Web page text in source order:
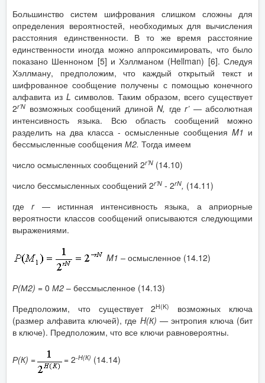
Большинство систем шифрования слишком сложны для
определения вероятностей, необходимых для вычисления
расстояния единственности. В то же время расстояние
единственности иногда можно аппроксимировать, что было
показано Шенноном [5] и Хэллманом (Hellman) [6]. Следуя
Хэллману, предположим, что каждый открытый текст и
шифрованное сообщение получены с помощью конечного
алфавита из L символов. Таким образом, всего существует
2r’N возможных сообщений длиной N, где r’— абсолютная
интенсивность языка. Всю область сообщений можно
разделить на два класса - осмысленные сообщения M1 и
бессмысленные сообщения М2. Тогда имеем
число осмысленных сообщений 2r’N (14.10)
число бессмысленных сообщений 2r’N - 2rN, (14.11)
гдеr— истинная интенсивность языка, а априорные
вероятности классов сообщений описываются следующими
выражениями.
M1 – осмысленное (14.12)
Р(М2) = 0 М2 – бессмысленное (14.13)
Предположим, что существует 2H(K)
возможных ключа
(размер алфавита ключей), где H(К) — энтропия ключа (бит
в ключе). Предположим, что все ключи равновероятны.
Р(К) = = 2-Н(К) (14.14)